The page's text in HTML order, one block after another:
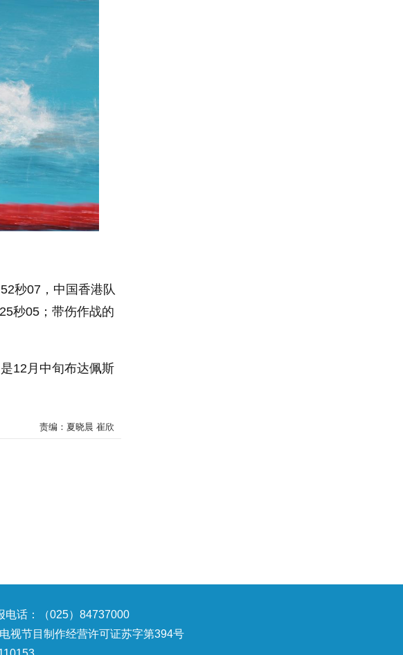
秒07，中国香港队
秒05；带伤作战的
12月中旬布达佩斯
责编：夏晓晨 崔欣
电话：（025）84737000
视节目制作经营许可证苏字第394号